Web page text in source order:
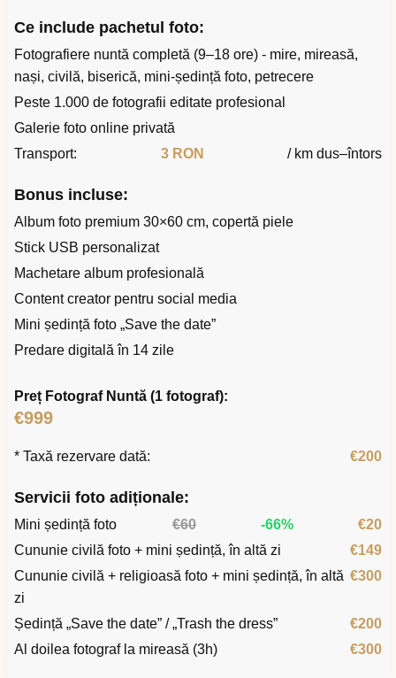
Ce include pachetul foto:
Fotografiere nuntă completă (9–18 ore) - mire, mireasă,
nași, civilă, biserică, mini-ședință foto, petrecere
Peste 1.000 de fotografii editate profesional
Galerie foto online privată
Transport:
3 RON / km dus–întors
Bonus incluse:
Album foto premium 30×60 cm, copertă piele
Stick USB personalizat
Machetare album profesională
Content creator pentru social media
Mini ședință foto „Save the date”
Predare digitală în 14 zile
Preț Fotograf Nuntă (1 fotograf):
€999
* Taxă rezervare dată: €200
Servicii foto adiționale:
Mini ședință foto €60 -66%
€20
Cununie civilă foto + mini ședință, în altă zi
€149
Cununie civilă + religioasă foto + mini ședință, în altă
zi
€300
Ședință „Save the date” / „Trash the dress”
€200
Al doilea fotograf la mireasă (3h)
€300